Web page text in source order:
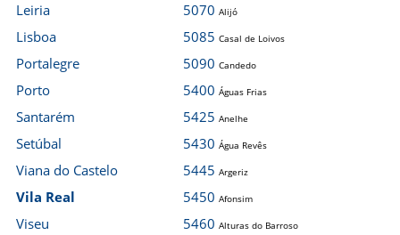
Leiria
Lisboa
Portalegre
Porto
Santarém
Setúbal
Viana do Castelo
Vila Real
Viseu
5070 Alijó
5085 Casal de Loivos
5090 Candedo
5400 Águas Frias
5425 Anelhe
5430 Água Revês
5445 Argeriz
5450 Afonsim
5460 Alturas do Barroso